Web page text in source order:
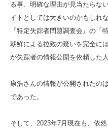
る事、明確な理由が見当たらな
イトとしては大きいのかもしれ
『特定失踪者問題調査会』の「
朝鮮による拉致の疑いを完全に
が失踪者の情報公開を依頼した
康浩さんの情報が公開されたの
であった。
そして、2023年7月現在も、依